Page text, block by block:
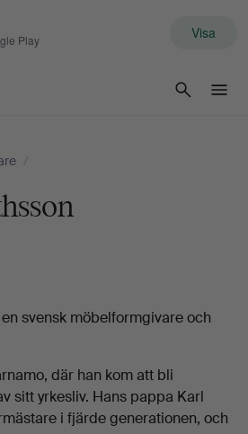
Play Visa
/
svensk möbelformgivare och
där han kom att bli
sitt yrkesliv. Hans pappa Karl
i fjärde generationen, och